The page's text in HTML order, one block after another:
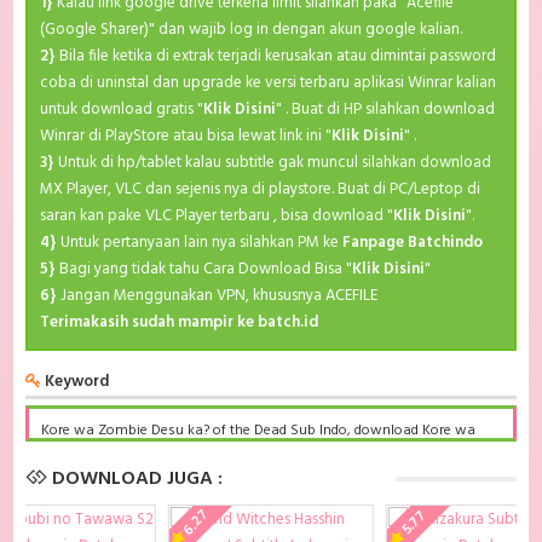
(Google Sharer)" dan wajib log in dengan akun google kalian.
2} Bila file ketika di extrak terjadi kerusakan atau dimintai password
coba di uninstal dan upgrade ke versi terbaru aplikasi Winrar kalian
untuk download gratis "Klik Disini" . Buat di HP silahkan download
Winrar di PlayStore atau bisa lewat link ini "Klik Disini" .
3} Untuk di hp/tablet kalau subtitle gak muncul silahkan download
MX Player, VLC dan sejenis nya di playstore. Buat di PC/Leptop di
saran kan pake VLC Player terbaru , bisa download "Klik Disini".
4} Untuk pertanyaan lain nya silahkan PM ke Fanpage Batchindo
5} Bagi yang tidak tahu Cara Download Bisa "Klik Disini"
6}Jangan Menggunakan VPN, khususnya ACEFILE
Terimakasih sudah mampir ke batch.id
Keyword
Kore wa Zombie Desu ka? of the Dead Sub Indo, download Kore wa
ka? of the Dead BD Subtitle Indonesia komplit, download Kore wa
Zombie Desu ka? of the Dead Sub indo batch google drive, Kore wa
Zombie Desu ka? of the Dead batch subtitle indonesia, Kore wa
Zombie Desu ka? of the Dead mp4 batch, Kore wa Zombie Desu ka? of
DOWNLOAD JUGA :
6.27 5.77